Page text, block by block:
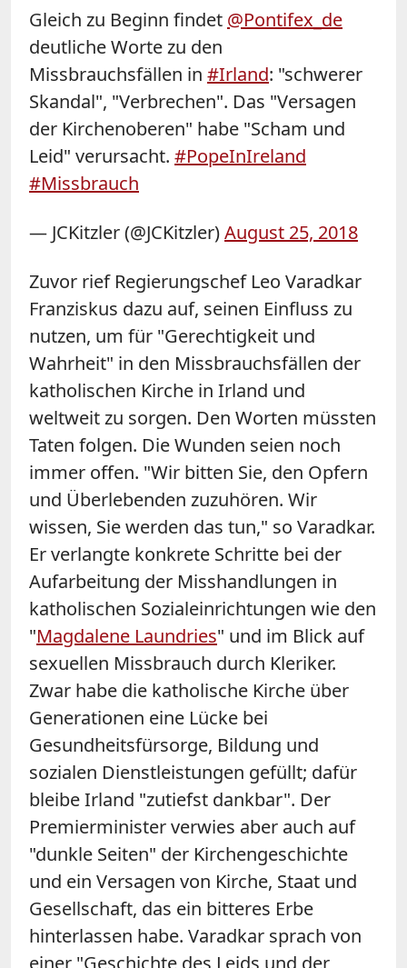
Gleich zu Beginn findet @Pontifex_de
deutliche Worte zu den
Missbrauchsfällen in #Irland: "schwerer
Skandal", "Verbrechen". Das "Versagen
der Kirchenoberen" habe "Scham und
Leid" verursacht. #PopeInIreland
#Missbrauch
— JCKitzler (@JCKitzler)August 25, 2018
Zuvor rief Regierungschef Leo Varadkar
Franziskus dazu auf, seinen Einfluss zu
nutzen, um für "Gerechtigkeit und
Wahrheit" in den Missbrauchsfällen der
katholischen Kirche in Irland und
weltweit zu sorgen. Den Worten müssten
Taten folgen. Die Wunden seien noch
immer offen. "Wir bitten Sie, den Opfern
und Überlebenden zuzuhören. Wir
wissen, Sie werden das tun," so Varadkar.
Er verlangte konkrete Schritte bei der
Aufarbeitung der Misshandlungen in
katholischen Sozialeinrichtungen wie den
"Magdalene Laundries" und im Blick auf
sexuellen Missbrauch durch Kleriker.
Zwar habe die katholische Kirche über
Generationen eine Lücke bei
Gesundheitsfürsorge, Bildung und
sozialen Dienstleistungen gefüllt; dafür
bleibe Irland "zutiefst dankbar". Der
Premierminister verwies aber auch auf
"dunkle Seiten" der Kirchengeschichte
und ein Versagen von Kirche, Staat und
Gesellschaft, das ein bitteres Erbe
hinterlassen habe. Varadkar sprach von
einer "Geschichte des Leids und der